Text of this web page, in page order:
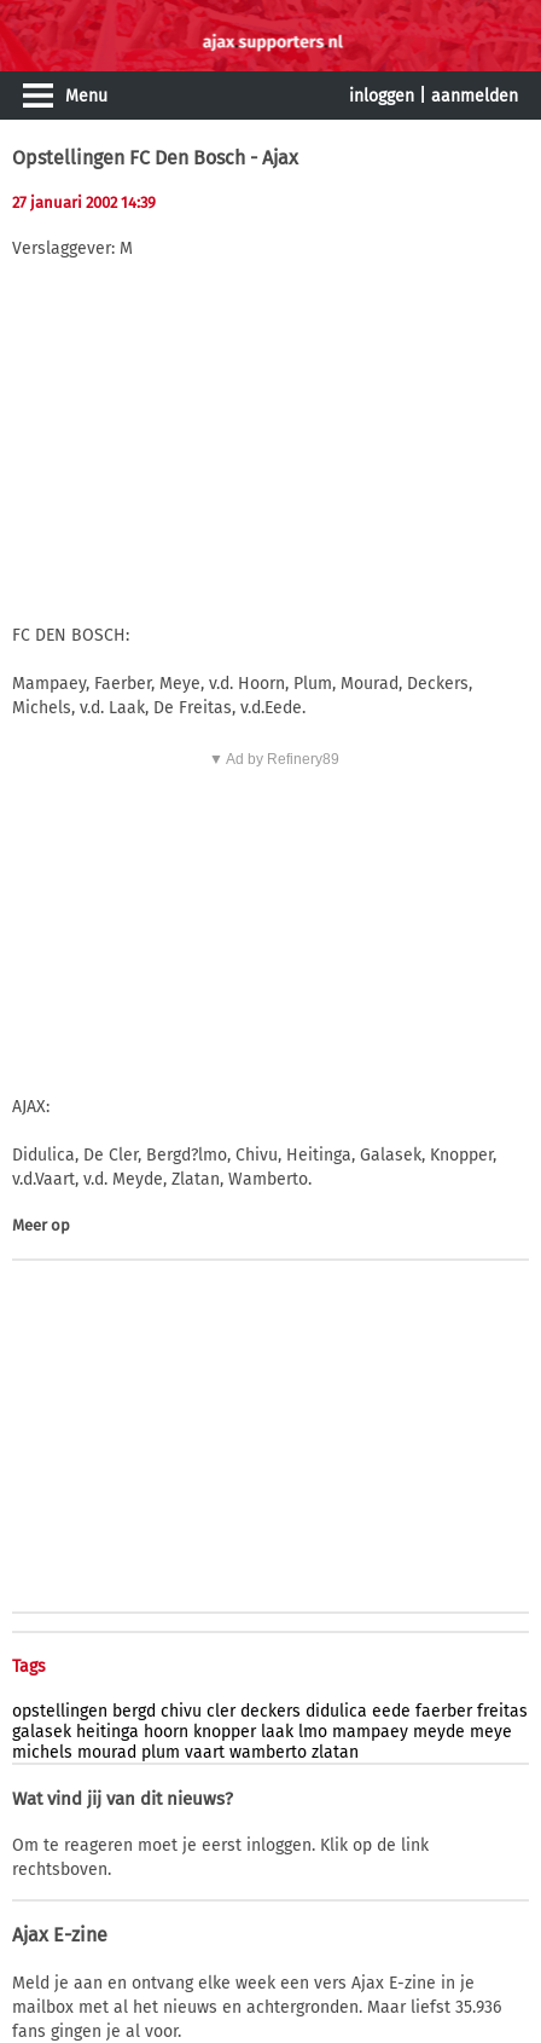
Menu inloggen aanmelden
Opstellingen FC Den Bosch - Ajax
27 januari 2002 14:39
Verslaggever: M
FC DEN BOSCH:
Mampaey, Faerber, Meye, v.d. Hoorn, Plum, Mourad, Deckers,
Michels, v.d. Laak, De Freitas, v.d.Eede.
▼ Ad by Refinery89
AJAX:
Didulica, De Cler, Bergd?lmo, Chivu, Heitinga, Galasek, Knopper,
v.d.Vaart, v.d. Meyde, Zlatan, Wamberto.
Meer op
Tags
opstellingen bergd chivu cler deckers didulica eede faerber freitas
galasek heitinga hoorn knopper laak lmo mampaey meyde meye
michels mourad plum vaart wamberto zlatan
Wat vind jij van dit nieuws?
Om te reageren moet je eerst inloggen. Klik op de link
rechtsboven.
Ajax E-zine
Meld je aan en ontvang elke week een vers Ajax E-zine in je
mailbox met al het nieuws en achtergronden. Maar liefst 35.936
fans gingen je al voor.